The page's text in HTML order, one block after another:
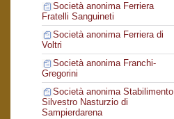
Società anonima Ferriera
Fratelli Sanguineti
Società anonima Ferriera di
Voltri
Società anonima Franchi-
Gregorini
Società anonima Stabilimento
Silvestro Nasturzio di
Sampierdarena